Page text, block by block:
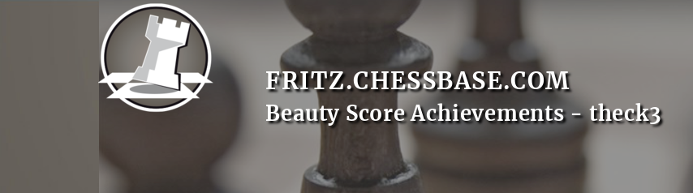
FRITZ.CHESSBASE.COM
Beauty Score Achievements - theck3